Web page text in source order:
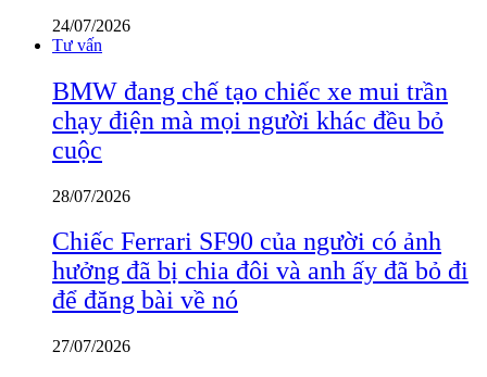
24/07/2026
Tư vấn
BMW đang chế tạo chiếc xe mui trần
chạy điện mà mọi người khác đều bỏ
cuộc
28/07/2026
Chiếc Ferrari SF90 của người có ảnh
hưởng đã bị chia đôi và anh ấy đã bỏ đi
để đăng bài về nó
27/07/2026